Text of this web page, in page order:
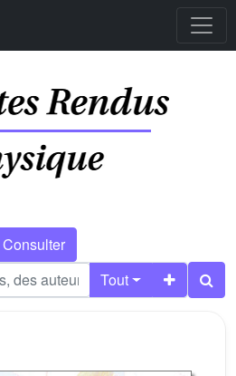
Consulter
Tout